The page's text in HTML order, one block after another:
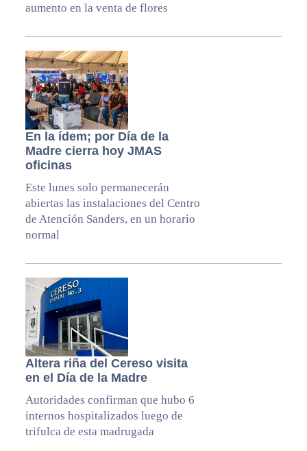
aumento en la venta de flores
En la ídem; por Día de la
Madre cierra hoy JMAS
oficinas
Este lunes solo permanecerán
abiertas las instalaciones del Centro
de Atención Sanders, en un horario
normal
Altera riña del Cereso visita
en el Día de la Madre
Autoridades confirman que hubo 6
internos hospitalizados luego de
trifulca de esta madrugada